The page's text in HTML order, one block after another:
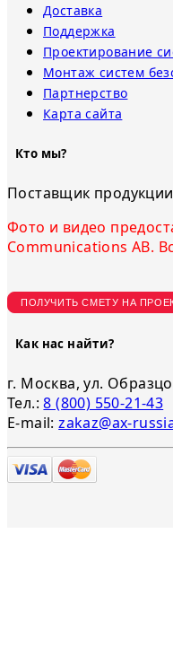
Доставка
Поддержка
Проектирование
Монтаж систем
Партнерство
Карта сайта
Кто мы?
Поставщик
Фото и видео
Communications AB.
ПОЛУЧИТЬ СМЕТУ НА
Как нас найти?
г. Москва, ул.
Тел.:8 (800) 550-21-43
E-mail:zakaz@ax-